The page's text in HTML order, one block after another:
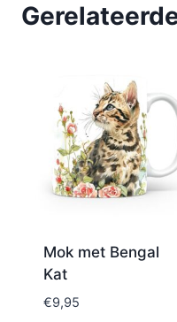
Mok met Bengal
Kat
€9,95